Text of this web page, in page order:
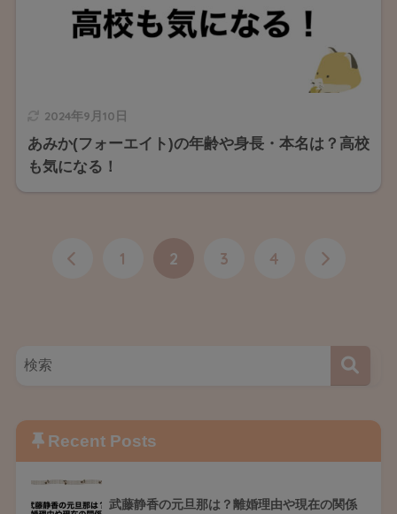
2024年9月10日
あみか(フォーエイト)の年齢や身長・本名は？高校
も気になる！
1 2 3 4
Recent Posts
武藤静香の元旦那は？離婚理由や現在の関係